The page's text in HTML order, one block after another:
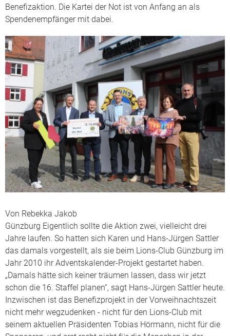
Benefizaktion. Die Kartei der Not ist von Anfang an als
Spendenempfänger mit dabei.
Von Rebekka Jakob
Günzburg Eigentlich sollte die Aktion zwei, vielleicht drei
Jahre laufen. So hatten sich Karen und Hans-Jürgen Sattler
das damals vorgestellt, als sie beim Lions-Club Günzburg im
Jahr 2010 ihr Adventskalender-Projekt gestartet haben.
„Damals hätte sich keiner träumen lassen, dass wir jetzt
schon die 16. Staffel planen“, sagt Hans-Jürgen Sattler heute.
Inzwischen ist das Benefizprojekt in der Vorweihnachtszeit
nicht mehr wegzudenken - nicht für den Lions-Club mit
seinem aktuellen Präsidenten Tobias Hörmann, nicht für die